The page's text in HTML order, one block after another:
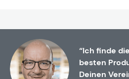
“Ich finde
besten
Deinen